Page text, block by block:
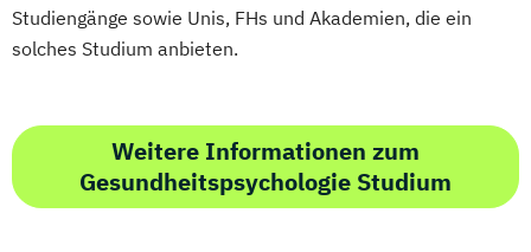
Studiengänge sowie Unis, FHs und Akademien, die ein
solches Studium anbieten.
Weitere Informationen zum
Gesundheitspsychologie Studium